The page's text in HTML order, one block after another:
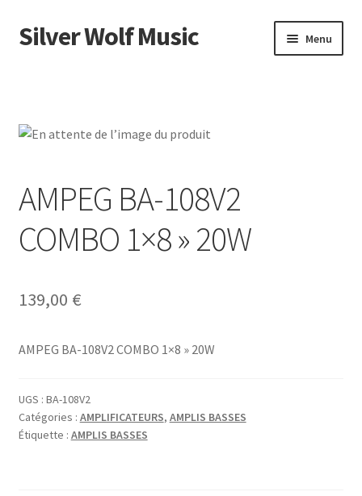
Aller
à
Aller
au
Silver Wolf Music Menu
Mon compte
AMPEG BA-108V2
COMBO 1×8 » 20W
139,00 €
AMPEG BA-108V2 COMBO 1×8 » 20W
UGS : BA-108V2
Catégories : AMPLIFICATEURS, AMPLIS BASSES
Étiquette : AMPLIS BASSES